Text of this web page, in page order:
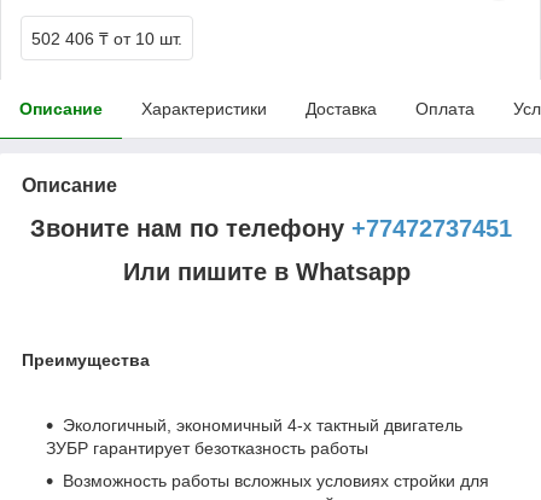
502 406 ₸ от 10 шт.
Описание Характеристики Доставка Оплата
Описание
Звоните нам по телефону +77472737451
Или пишите в Whatsapp
Преимущества
Экологичный, экономичный 4-х тактный двигатель
ЗУБР гарантирует безотказность работы
Возможность работы всложных условиях стройки для